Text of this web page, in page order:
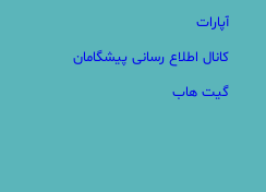
آپارات
کانال اطلاع رسانی پیشگامان
گیت هاب